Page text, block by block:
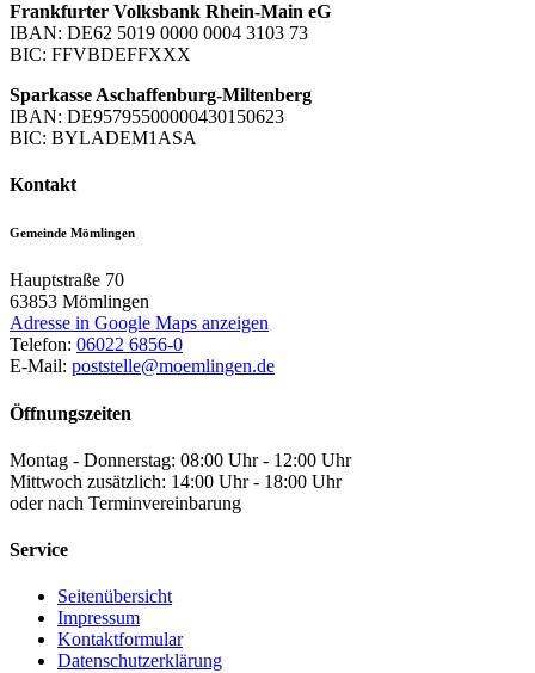
Frankfurter Volksbank Rhein-Main eG
IBAN: DE62 5019 0000 0004 3103 73
BIC: FFVBDEFFXXX
Sparkasse Aschaffenburg-Miltenberg
IBAN: DE95795500000430150623
BIC: BYLADEM1ASA
Kontakt
Gemeinde Mömlingen
Hauptstraße 70
63853 Mömlingen
Adresse in Google Maps anzeigen
Telefon: 06022 6856-0
E-Mail: poststelle@moemlingen.de
Öffnungszeiten
Montag - Donnerstag: 08:00 Uhr - 12:00 Uhr
Mittwoch zusätzlich: 14:00 Uhr - 18:00 Uhr
oder nach Terminvereinbarung
Service
Seitenübersicht
Impressum
Kontaktformular
Datenschutzerklärung